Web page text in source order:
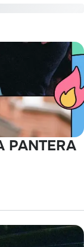
PANTERA